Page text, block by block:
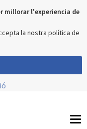
millorar l'experiencia de
la nostra política de